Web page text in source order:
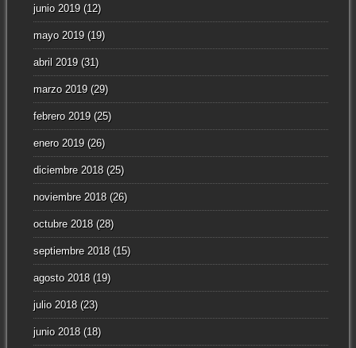
junio 2019(12)
mayo 2019(19)
abril 2019(31)
marzo 2019(29)
febrero 2019(25)
enero 2019(26)
diciembre 2018(25)
noviembre 2018(26)
octubre 2018(28)
septiembre 2018(15)
agosto 2018(19)
julio 2018(23)
junio 2018(18)